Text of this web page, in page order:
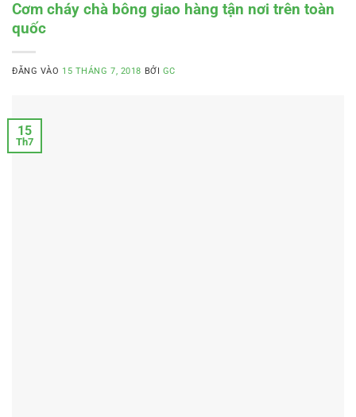
Cơm cháy chà bông giao hàng tận nơi trên toàn
quốc
ĐĂNG VÀO 15 THÁNG 7, 2018 BỞI GC
15
Th7